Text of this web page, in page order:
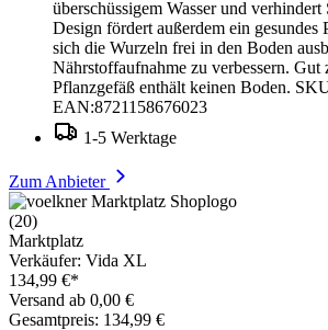
überschüssigem Wasser und verhindert
Design fördert außerdem ein gesundes
sich die Wurzeln frei in den Boden
Nährstoffaufnahme zu verbessern. Gut
Pflanzgefäß enthält keinen Boden.
EAN:8721158676023
1-5 Werktage
Zum Anbieter
(20)
Marktplatz
Verkäufer: Vida XL
134,99 €*
Versand ab 0,00 €
Gesamtpreis: 134,99 €